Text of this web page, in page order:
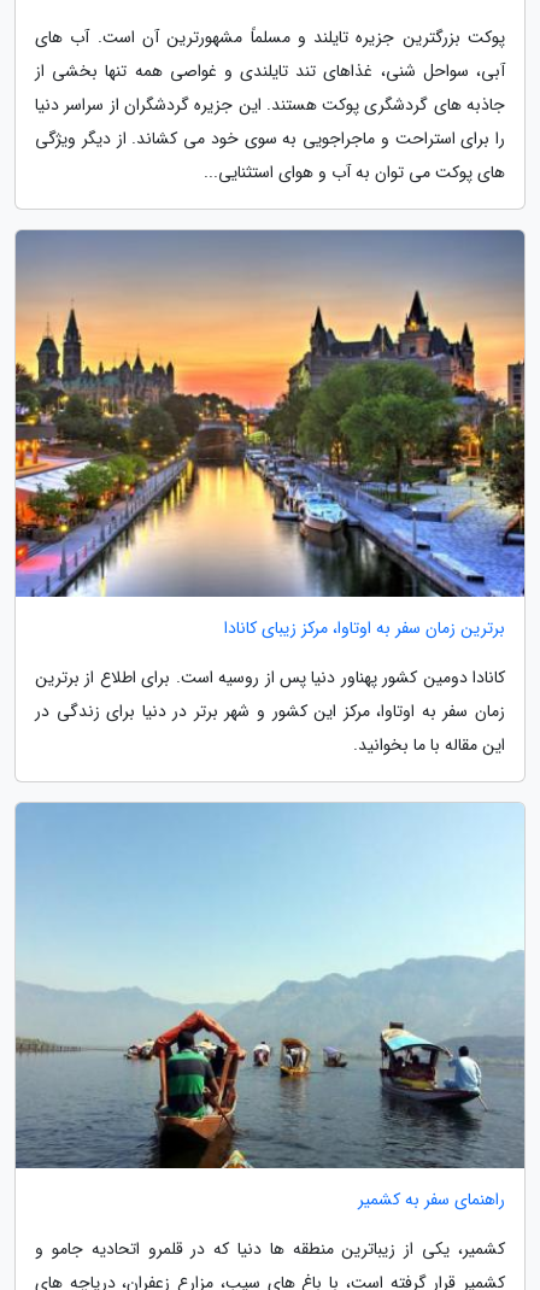
پوکت بزرگترین جزیره تایلند و مسلماً مشهورترین آن است. آب های
آبی، سواحل شنی، غذاهای تند تایلندی و غواصی همه تنها بخشی از
جاذبه های گردشگری پوکت هستند. این جزیره گردشگران از سراسر دنیا
را برای استراحت و ماجراجویی به سوی خود می کشاند. از دیگر ویژگی
های پوکت می توان به آب و هوای استثنایی...
برترین زمان سفر به اوتاوا، مرکز زیبای کانادا
کانادا دومین کشور پهناور دنیا پس از روسیه است. برای اطلاع از برترین
زمان سفر به اوتاوا، مرکز این کشور و شهر برتر در دنیا برای زندگی در
این مقاله با ما بخوانید.
راهنمای سفر به کشمیر
کشمیر، یکی از زیباترین منطقه ها دنیا که در قلمرو اتحادیه جامو و
کشمیر قرار گرفته است، با باغ های سیب، مزارع زعفران، دریاچه های